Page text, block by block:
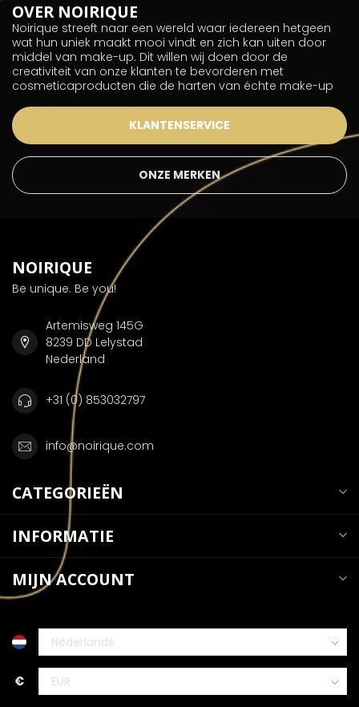
OVER NOIRIQUE
Noirique streeft naar een wereld waar iedereen hetgeen
wat hun uniek maakt mooi vindt en zich kan uiten door
middel van make-up. Dit willen wij doen door de
creativiteit van onze klanten te bevorderen met
cosmeticaproducten die de harten van échte make-up
KLANTENSERVICE
ONZE MERKEN
NOIRIQUE
Be unique. Be you!
Artemisweg 145G
8239 DD Lelystad
Nederland
+31 (0) 853032797
info@noirique.com
CATEGORIEËN
INFORMATIE
MIJN ACCOUNT
€